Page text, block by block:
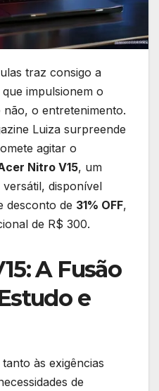
traz consigo a
impulsionem o
o entretenimento.
Luiza surpreende
agitar o
Nitro V15, um
disponível
desconto de 31% OFF,
de R$ 300.
A Fusão
e
às exigências
de